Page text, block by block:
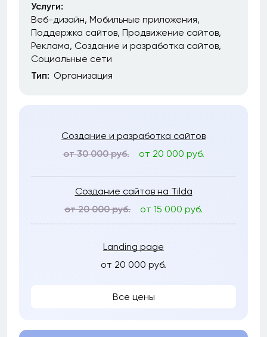
Услуги:
Веб-дизайн Мобильные приложения
Поддержка сайтов Продвижение сайтов
Реклама Создание и разработка сайтов
Социальные сети
Тип: Организация
Создание и разработка сайтов
от 30 000 руб.
от 20 000 руб.
Создание сайтов на Tilda
от 20 000 руб.
от 15 000 руб.
Landing page
от 20 000 руб.
Все цены